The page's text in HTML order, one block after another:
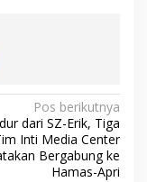
Pos berikutnya
dari SZ-Erik, Tiga
Inti Media Center
Bergabung ke
Hamas-Apri